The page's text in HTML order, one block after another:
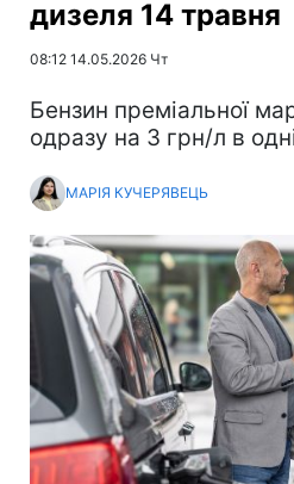
дизеля 14 травня
08:12 14.05.2026 Чт
Бензин преміальної
одразу на 3 грн/л в
МАРІЯ КУЧЕРЯВЕЦЬ